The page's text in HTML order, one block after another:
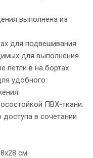
выполнена из
для подвешивания
для выполнения
петли в на бортах
удобного
ПВХ-ткани.
доступа в сочетании
см